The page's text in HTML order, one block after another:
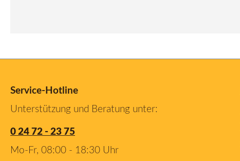
Service-Hotline
Unterstützung und Beratung unter:
0 24 72 - 23 75
Mo-Fr, 08:00 - 18:30 Uhr